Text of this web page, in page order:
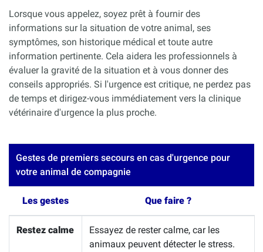
Lorsque vous appelez, soyez prêt à fournir des
informations sur la situation de votre animal, ses
symptômes, son historique médical et toute autre
information pertinente. Cela aidera les professionnels à
évaluer la gravité de la situation et à vous donner des
conseils appropriés. Si l'urgence est critique, ne perdez pas
de temps et dirigez-vous immédiatement vers la clinique
vétérinaire d'urgence la plus proche.
Gestes de premiers secours en cas d'urgence pour
votre animal de compagnie
Les gestes Que faire ?
Restez calme
Essayez de rester calme, car les
animaux peuvent détecter le stress.